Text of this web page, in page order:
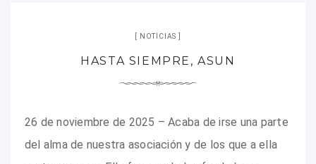
NOTICIAS
HASTA SIEMPRE, ASUN
26 de noviembre de 2025 – Acaba de irse una parte
del alma de nuestra asociación y de los que a ella